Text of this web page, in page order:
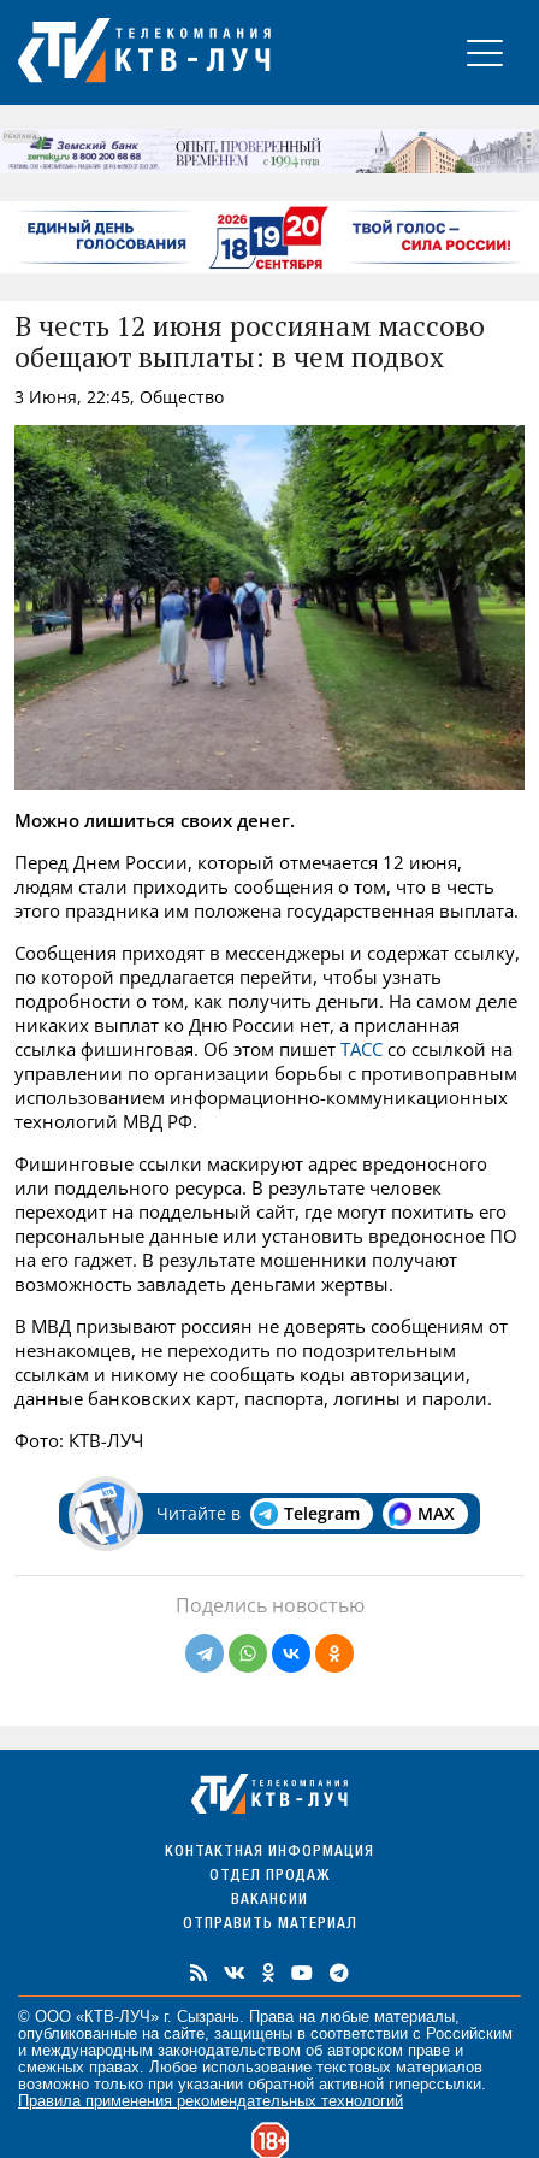
РЕКЛАМА
В честь 12 июня россиянам массово
обещают выплаты: в чем подвох
3 Июня, 22:45, Общество
Можно лишиться своих денег.
Перед Днем России, который отмечается 12 июня,
людям стали приходить сообщения о том, что в честь
этого праздника им положена государственная выплата.
Сообщения приходят в мессенджеры и содержат ссылку,
по которой предлагается перейти, чтобы узнать
подробности о том, как получить деньги. На самом деле
никаких выплат ко Дню России нет, а присланная
ссылка фишинговая. Об этом пишет ТАСС со ссылкой на
управлении по организации борьбы с противоправным
использованием информационно-коммуникационных
технологий МВД РФ.
Фишинговые ссылки маскируют адрес вредоносного
или поддельного ресурса. В результате человек
переходит на поддельный сайт, где могут похитить его
персональные данные или установить вредоносное ПО
на его гаджет. В результате мошенники получают
возможность завладеть деньгами жертвы.
В МВД призывают россиян не доверять сообщениям от
незнакомцев, не переходить по подозрительным
ссылкам и никому не сообщать коды авторизации,
данные банковских карт, паспорта, логины и пароли.
Фото: КТВ-ЛУЧ
Читайте в Telegram MAX
Поделись новостью
КОНТАКТНАЯ ИНФОРМАЦИЯ
ОТДЕЛ ПРОДАЖ
ВАКАНСИИ
ОТПРАВИТЬ МАТЕРИАЛ
© ООО «КТВ-ЛУЧ» г. Сызрань. Права на любые материалы,
опубликованные на сайте, защищены в соответствии с Российским
и международным законодательством об авторском праве и
смежных правах. Любое использование текстовых материалов
возможно только при указании обратной активной гиперссылки.
Правила применения рекомендательных технологий